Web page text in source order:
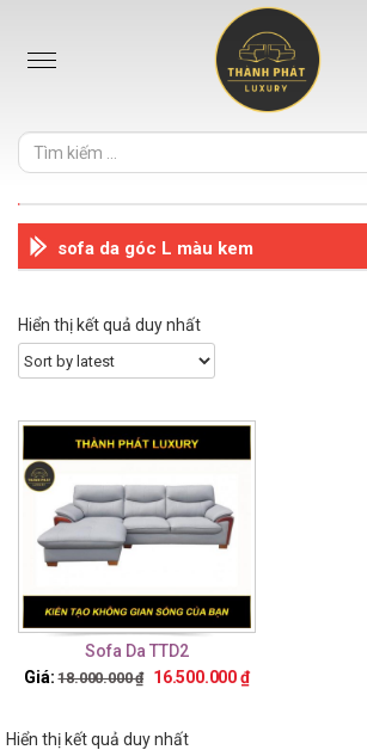
sofa da góc L màu kem
Hiển thị kết quả duy nhất
Sofa Da TTD2
Giá: 18.000.000₫ 16.500.000₫
Hiển thị kết quả duy nhất